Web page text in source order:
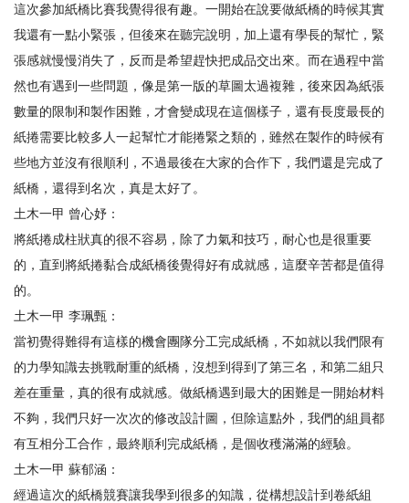
這次參加紙橋比賽我覺得很有趣。一開始在說要做紙橋的時候其實
我還有一點小緊張，但後來在聽完說明，加上還有學長的幫忙，緊
張感就慢慢消失了，反而是希望趕快把成品交出來。而在過程中當
然也有遇到一些問題，像是第一版的草圖太過複雜，後來因為紙張
數量的限制和製作困難，才會變成現在這個樣子，還有長度最長的
紙捲需要比較多人一起幫忙才能捲緊之類的，雖然在製作的時候有
些地方並沒有很順利，不過最後在大家的合作下，我們還是完成了
紙橋，還得到名次，真是太好了。
土木一甲 曾心妤：
將紙捲成柱狀真的很不容易，除了力氣和技巧，耐心也是很重要
的，直到將紙捲黏合成紙橋後覺得好有成就感，這麼辛苦都是值得
的。
土木一甲 李珮甄：
當初覺得難得有這樣的機會團隊分工完成紙橋，不如就以我們限有
的力學知識去挑戰耐重的紙橋，沒想到得到了第三名，和第二組只
差在重量，真的很有成就感。做紙橋遇到最大的困難是一開始材料
不夠，我們只好一次次的修改設計圖，但除這點外，我們的組員都
有互相分工合作，最終順利完成紙橋，是個收穫滿滿的經驗。
土木一甲 蘇郁涵：
經過這次的紙橋競賽讓我學到很多的知識，從構想設計到卷紙組